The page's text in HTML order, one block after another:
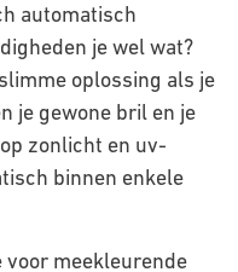
automatisch
je wel wat?
oplossing als je
je gewone bril en je
zonlicht en uv-
binnen enkele
voor meekleurende